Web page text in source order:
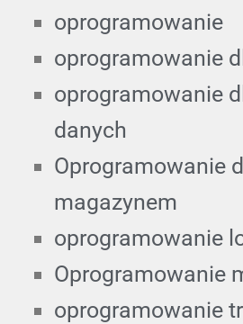
oprogramowanie
oprogramowanie
oprogramowanie
danych
Oprogramowanie
magazynem
oprogramowanie
Oprogramowanie
oprogramowanie